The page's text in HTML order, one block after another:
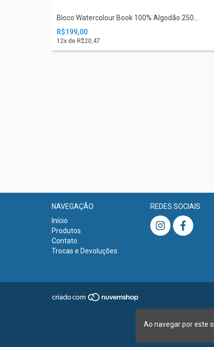
Ao navegar por este
Bloco Watercolour Book 100% Algodão 250...
R$199,00
12x de R$20,47
NAVEGAÇÃO
Início
Produtos
Contato
Trocas e Devoluções
REDES SOCIAIS